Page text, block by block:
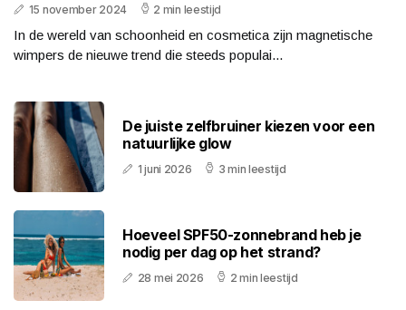
15 november 2024 2 min leestijd
In de wereld van schoonheid en cosmetica zijn magnetische
wimpers de nieuwe trend die steeds populai...
De juiste zelfbruiner kiezen voor een
natuurlijke glow
1 juni 2026 3 min leestijd
Hoeveel SPF50-zonnebrand heb je
nodig per dag op het strand?
28 mei 2026 2 min leestijd